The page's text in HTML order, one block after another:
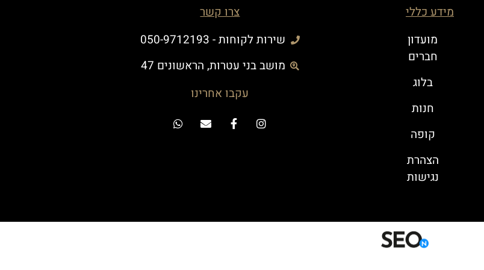
מידע כללי
מועדון
חברים
בלוג
חנות
קופה
הצהרת
נגישות
צרו קשר
שירות לקוחות - 050-9712193
מושב בני עטרות, הראשונים 47
עקבו אחרינו